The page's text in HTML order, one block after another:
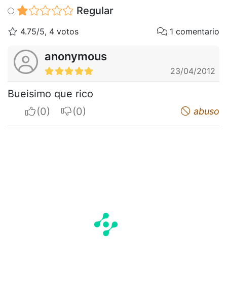
Regular
4.75/5, 4 votos 1 comentario
anonymous
23/04/2012
Bueisimo que rico
I apreciateI do not appreciate abuso